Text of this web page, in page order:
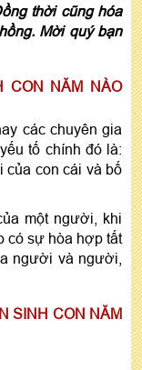
thời cũng hóa
Mời quý bạn
CON NĂM NÀO
các chuyên gia
tố chính đó là:
của con cái và bố
một người, khi
có sự hòa hợp tất
người và người,
SINH CON NĂM